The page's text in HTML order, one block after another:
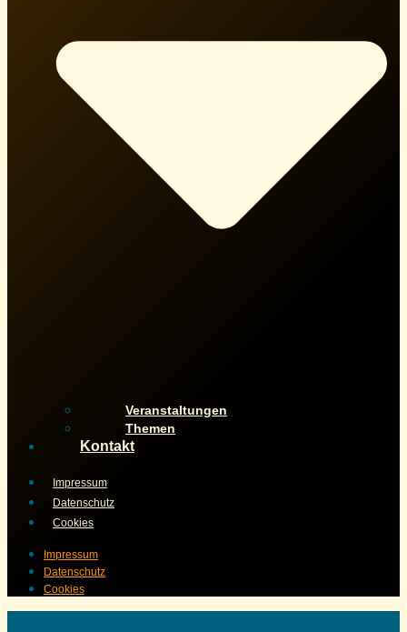
Veranstaltungen
Themen
Kontakt
Impressum
Datenschutz
Cookies
Impressum
Datenschutz
Cookies